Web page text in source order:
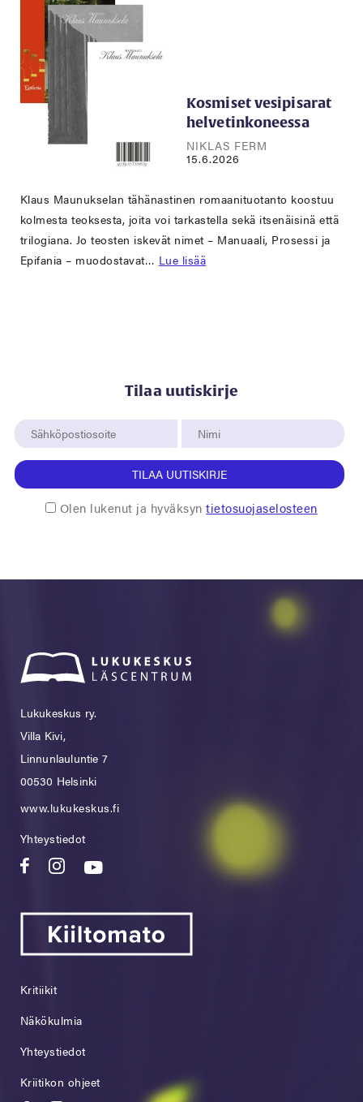
Kosmiset vesipisarat
helvetinkoneessa
NIKLAS FERM
15.6.2026
Klaus Maunukselan tähänastinen romaanituotanto koostuu
kolmesta teoksesta, joita voi tarkastella sekä itsenäisinä että
trilogiana. Jo teosten iskevät nimet – Manuaali, Prosessi ja
Epifania – muodostavat… Lue lisää
Tilaa uutiskirje
TILAA UUTISKIRJE
Olen lukenut ja hyväksyntietosuojaselosteen
Lukukeskus ry.
Villa Kivi,
Linnunlauluntie 7
00530 Helsinki
www.lukukeskus.fi
Yhteystiedot
Kritiikit
Näkökulmia
Yhteystiedot
Kriitikon ohjeet